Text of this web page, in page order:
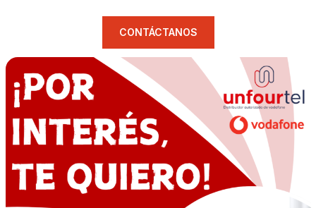
CONTÁCTANOS